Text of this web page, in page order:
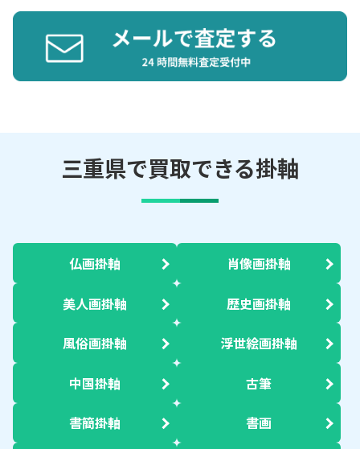
三重県で買取できる掛軸
仏画掛軸 肖像画掛軸
美人画掛軸 歴史画掛軸
風俗画掛軸 浮世絵画掛軸
中国掛軸 古筆
書簡掛軸 書画